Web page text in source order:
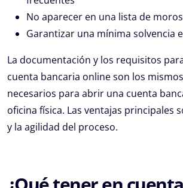
No aparecer en una lista de
Garantizar una mínima solvencia
La documentación y los requisitos
cuenta bancaria online son los
necesarios para abrir una cuenta
oficina física. Las ventajas principales
y la agilidad del proceso.